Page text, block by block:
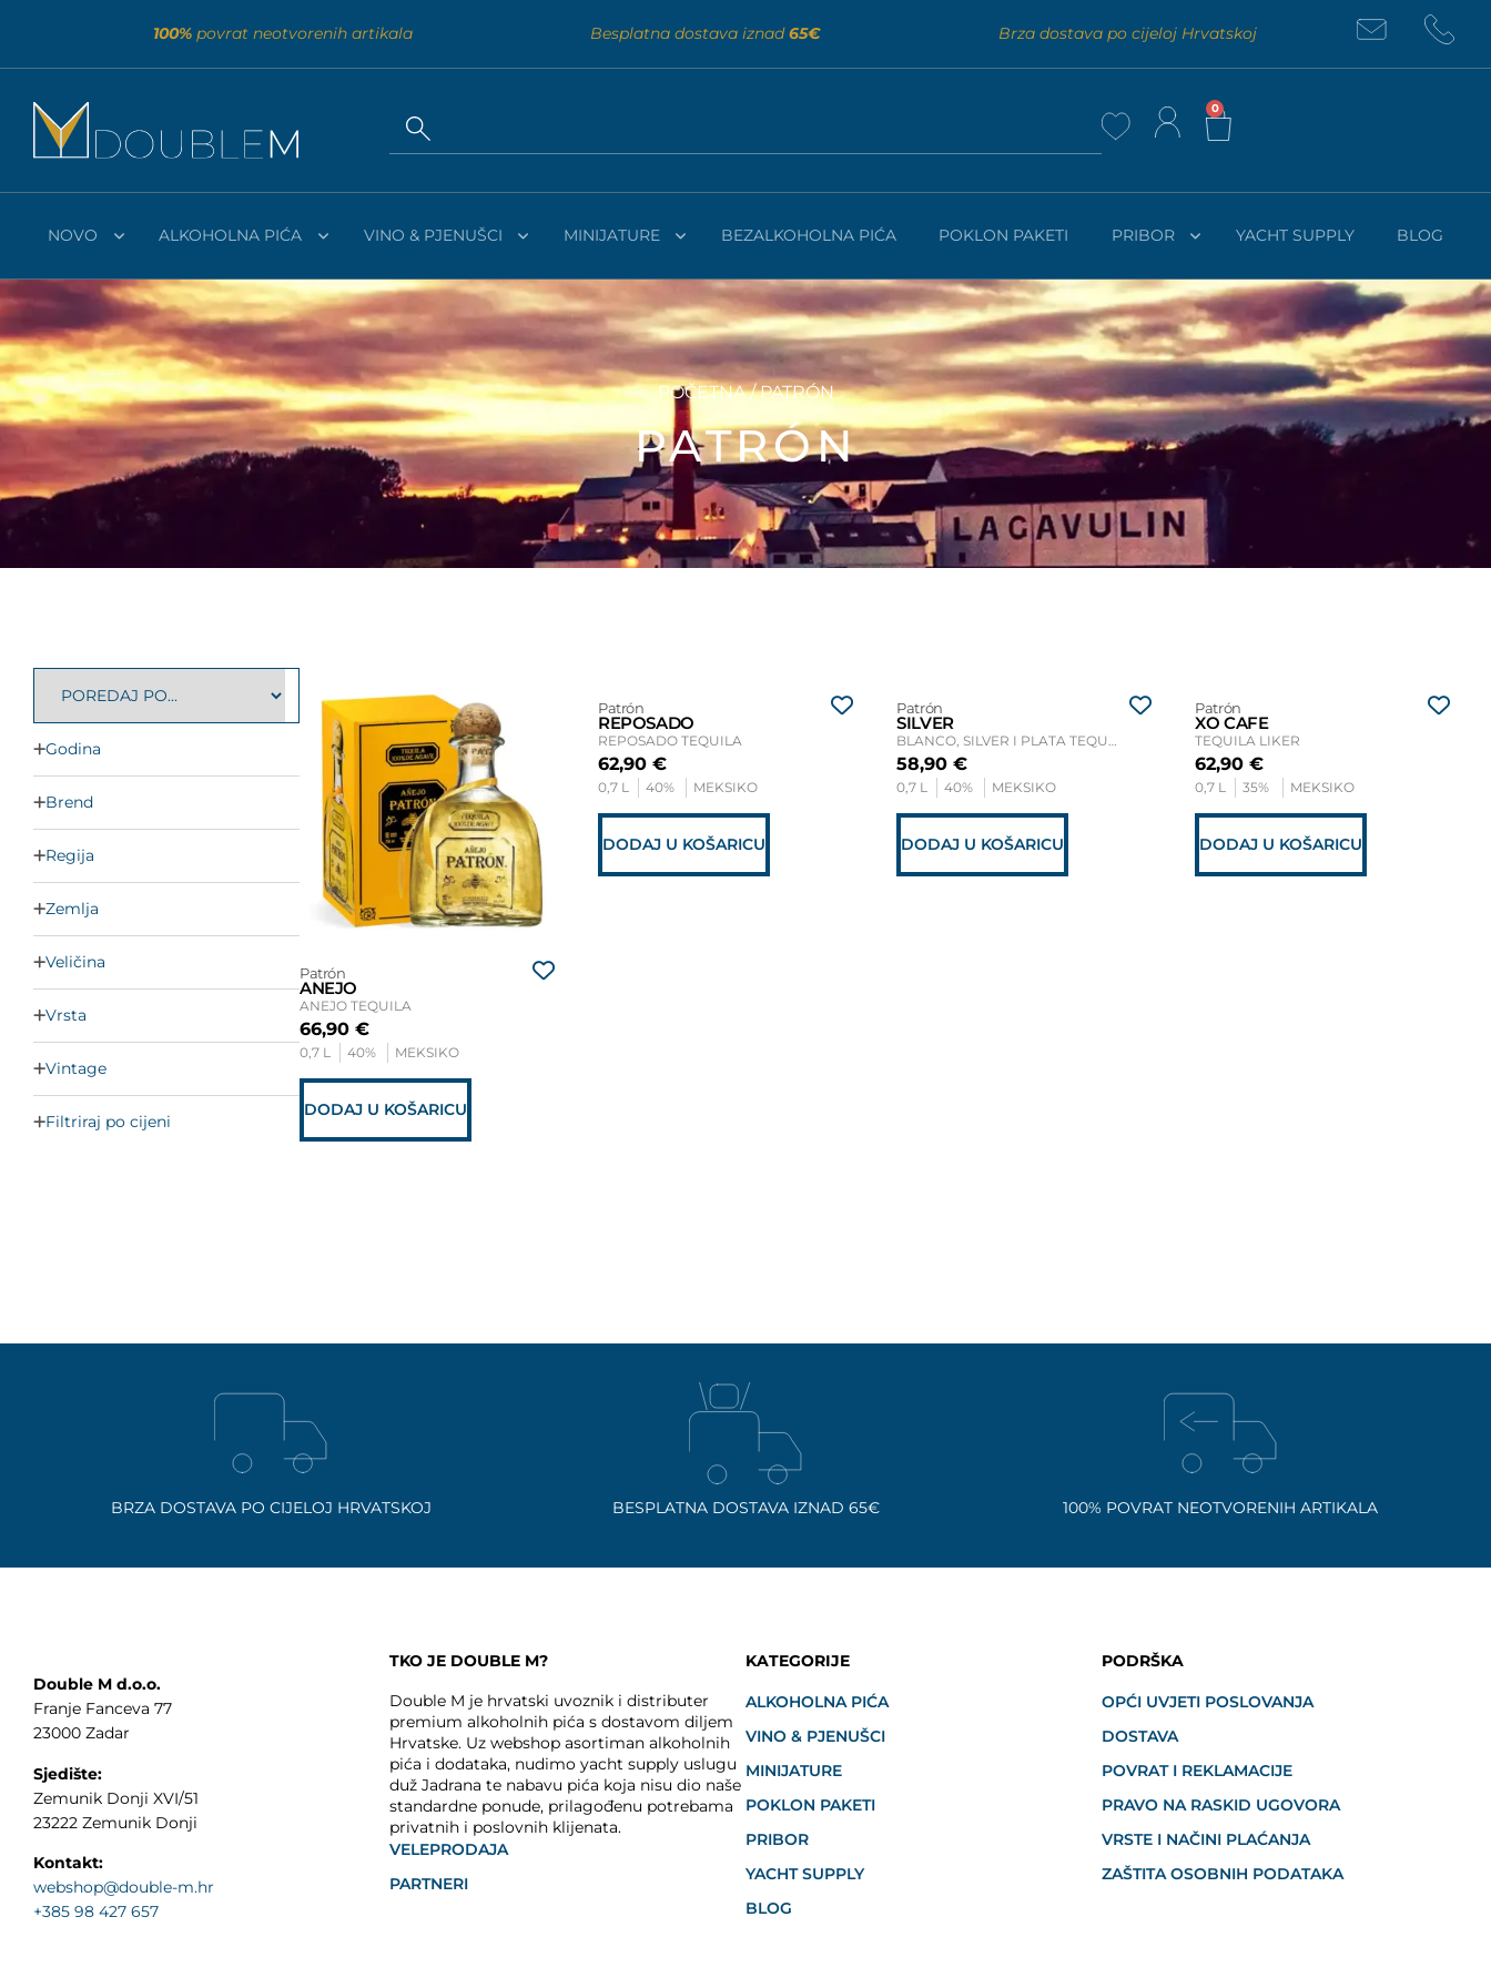
100% povrat neotvorenih artikala Besplatna dostava iznad65€ Brza dostava po cijeloj Hrvatskoj
0
NOVO ALKOHOLNA PIĆA VINO & PJENUŠCI MINIJATURE BEZALKOHOLNA PIĆA POKLON PAKETI PRIBOR YACHT SUPPLY BLOG
POČETNA/ PATRÓN
PATRÓN
Godina
Brend
Regija
Zemlja
Veličina
Vrsta
Vintage
Filtriraj po cijeni
Patrón
ANEJO
ANEJO TEQUILA
66,90 €
0,7 L 40% MEKSIKO
DODAJ U KOŠARICU
Patrón
REPOSADO
REPOSADO TEQUILA
62,90€
0,7 L 40% MEKSIKO
DODAJ U KOŠARICU
Patrón
SILVER
BLANCO, SILVER I PLATA TEQUILA
58,90€
0,7 L 40% MEKSIKO
DODAJ U KOŠARICU
Patrón
XO CAFE
TEQUILA LIKER
62,90€
0,7 L 35% MEKSIKO
DODAJ U KOŠARICU
BRZA DOSTAVA PO CIJELOJ HRVATSKOJ BESPLATNA DOSTAVA IZNAD 65€ 100% POVRAT NEOTVORENIH ARTIKALA
Double M d.o.o.
Franje Fanceva 77
23000 Zadar
Sjedište:
Zemunik Donji XVI/51
23222 Zemunik Donji
Kontakt:
webshop@double-m.hr
+385 98 427 657
TKO JE DOUBLE M?
Double M je hrvatski uvoznik i distributer
premium alkoholnih pića s dostavom diljem
Hrvatske. Uz webshop asortiman alkoholnih
pića i dodataka, nudimo yacht supply uslugu
duž Jadrana te nabavu pića koja nisu dio naše
standardne ponude, prilagođenu potrebama
privatnih i poslovnih klijenata.
VELEPRODAJA
PARTNERI
KATEGORIJE
ALKOHOLNA PIĆA
VINO & PJENUŠCI
MINIJATURE
POKLON PAKETI
PRIBOR
YACHT SUPPLY
BLOG
PODRŠKA
OPĆI UVJETI POSLOVANJA
DOSTAVA
POVRAT I REKLAMACIJE
PRAVO NA RASKID UGOVORA
VRSTE I NAČINI PLAĆANJA
ZAŠTITA OSOBNIH PODATAKA